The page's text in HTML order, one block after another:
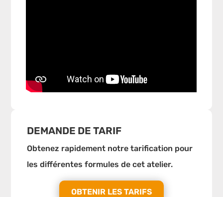
DEMANDE DE TARIF
Obtenez rapidement notre tarification pour
les différentes formules de cet atelier.
OBTENIR LES TARIFS